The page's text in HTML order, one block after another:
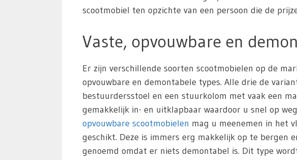
scootmobiel ten opzichte van een persoon die de
Vaste, opvouwbare en
Er zijn verschillende soorten scootmobielen op de
opvouwbare en demontabele types. Alle drie de
bestuurdersstoel en een stuurkolom met vaak een
gemakkelijk in- en uitklapbaar waardoor u snel op
opvouwbare scootmobielen mag u meenemen in het
geschikt. Deze is immers erg makkelijk op te bergen
genoemd omdat er niets demontabel is. Dit type